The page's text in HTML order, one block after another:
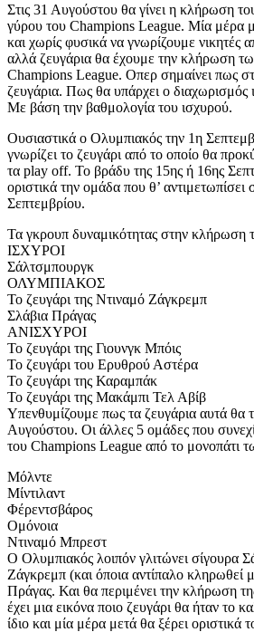
Στις 31 Αυγούστου θα γίνει η κλήρωση
γύρου του Champions League. Μία μέρα
και χωρίς φυσικά να γνωρίζουμε νικητές
αλλά ζευγάρια θα έχουμε την κλήρωση
Champions League. Οπερ σημαίνει πως
ζευγάρια. Πως θα υπάρχει ο διαχωρισμός
Με βάση την βαθμολογία του ισχυρού.
Ουσιαστικά ο Ολυμπιακός την 1η
γνωρίζει το ζευγάρι από το οποίο θα
τα play off. Το βράδυ της 15ης ή 16ης
οριστικά την ομάδα που θ’ αντιμετωπίσει
Σεπτεμβρίου.
Τα γκρουπ δυναμικότητας στην κλήρωση
ΙΣΧΥΡΟΙ
Σάλτσμπουργκ
ΟΛΥΜΠΙΑΚΟΣ
Το ζευγάρι της Ντιναμό Ζάγκρεμπ
Σλάβια Πράγας
ΑΝΙΣΧΥΡΟΙ
Το ζευγάρι της Γιουνγκ Μπόις
Το ζευγάρι του Ερυθρού Αστέρα
Το ζευγάρι της Καραμπάκ
Το ζευγάρι της Μακάμπι Τελ Αβίβ
Υπενθυμίζουμε πως τα ζευγάρια αυτά θα
Αυγούστου. Οι άλλες 5 ομάδες που
του Champions League από το μονοπάτι
Μόλντε
Μίντιλαντ
Φέρεντσβάρος
Ομόνοια
Ντιναμό Μπρεστ
Ο Ολυμπιακός λοιπόν γλιτώνει σίγουρα
Ζάγκρεμπ (και όποια αντίπαλο κληρωθεί
Πράγας. Και θα περιμένει την κλήρωση
έχει μια εικόνα ποιο ζευγάρι θα ήταν το
ίδιο και μία μέρα μετά θα ξέρει οριστικά